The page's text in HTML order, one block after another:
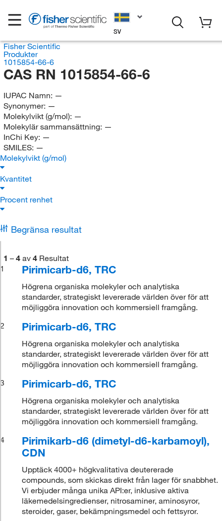
SV
Fisher Scientific
Produkter
1015854-66-6
CAS RN 1015854-66-6
IUPAC Namn: —
Synonymer: —
Molekylvikt (g/mol): —
Molekylär sammansättning: —
InChi Key: —
SMILES: —
Molekylvikt (g/mol)
Kvantitet
Procent renhet
Begränsa resultat
1 – 4 av 4 Resultat
1
Pirimicarb-d6, TRC
Högrena organiska molekyler och analytiska
standarder, strategiskt levererade världen över för att
möjliggöra innovation och kommersiell framgång.
2
Pirimicarb-d6, TRC
Högrena organiska molekyler och analytiska
standarder, strategiskt levererade världen över för att
möjliggöra innovation och kommersiell framgång.
3
Pirimicarb-d6, TRC
Högrena organiska molekyler och analytiska
standarder, strategiskt levererade världen över för att
möjliggöra innovation och kommersiell framgång.
4
Pirimikarb-d6 (dimetyl-d6-karbamoyl),
CDN
Upptäck 4000+ högkvalitativa deutererade
compounds, som skickas direkt från lager för snabbhet.
Vi erbjuder många unika API:er, inklusive aktiva
läkemedelsingredienser, nitrosaminer, aminosyror,
steroider, gaser, bekämpningsmedel och fettsyror.